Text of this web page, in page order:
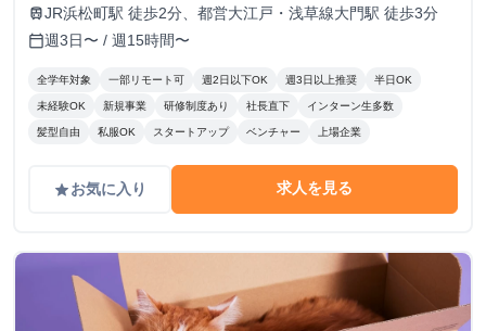
trainJR浜松町駅 徒歩2分、都営大江戸・浅草線大門駅 徒歩3分
calendar_today週3日〜 / 週15時間〜
全学年対象 一部リモート可 週2日以下OK 週3日以上推奨 半日OK
未経験OK 新規事業 研修制度あり 社長直下 インターン生多数
髪型自由 私服OK スタートアップ ベンチャー 上場企業
gradeお気に入り 求人を見る